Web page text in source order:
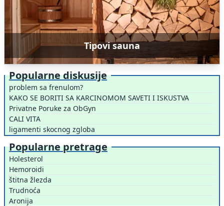
Tipovi sauna
Popularne diskusije
problem sa frenulom?
KAKO SE BORITI SA KARCINOMOM SAVETI I ISKUSTVA
Privatne Poruke za ObGyn
CALI VITA
ligamenti skocnog zgloba
Popularne pretrage
Holesterol
Hemoroidi
štitna žlezda
Trudnoća
Aronija